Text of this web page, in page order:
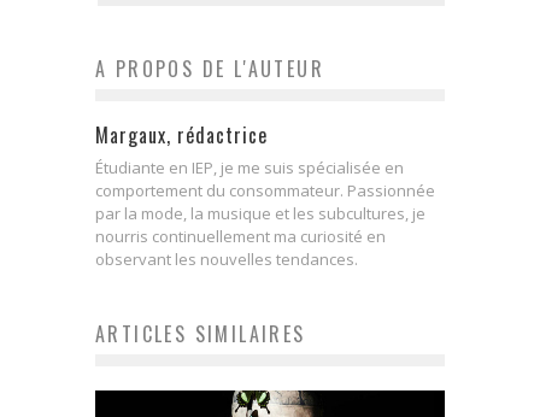
A PROPOS DE L'AUTEUR
Margaux, rédactrice
Étudiante en IEP, je me suis spécialisée en
comportement du consommateur. Passionnée
par la mode, la musique et les subcultures, je
nourris continuellement ma curiosité en
observant les nouvelles tendances.
ARTICLES SIMILAIRES